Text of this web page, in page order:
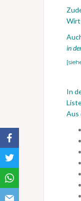
in
In
Aus